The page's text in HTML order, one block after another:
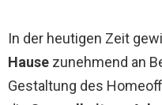
In der heutigen Zeit
Hause zunehmend an
Gestaltung des